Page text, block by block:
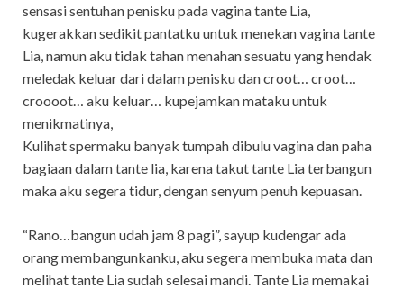
sensasi sentuhan penisku pada vagina tante Lia,
kugerakkan sedikit pantatku untuk menekan vagina tante
Lia, namun aku tidak tahan menahan sesuatu yang hendak
meledak keluar dari dalam penisku dan croot… croot…
croooot… aku keluar… kupejamkan mataku untuk
menikmatinya,
Kulihat spermaku banyak tumpah dibulu vagina dan paha
bagiaan dalam tante lia, karena takut tante Lia terbangun
maka aku segera tidur, dengan senyum penuh kepuasan.
“Rano…bangun udah jam 8 pagi”, sayup kudengar ada
orang membangunkanku, aku segera membuka mata dan
melihat tante Lia sudah selesai mandi. Tante Lia memakai